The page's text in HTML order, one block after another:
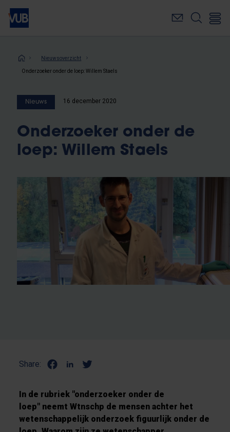
Overslaan
naar
inhoudKruimelpad
Nieuwsoverzicht
Onderzoeker onder de loep: Willem Staels
Nieuws 16 december 2020
Onderzoeker onder de
loep: Willem Staels
Share:
In de rubriek "onderzoeker onder de
loep" neemt Wtnschp de mensen achter het
wetenschappelijk onderzoek figuurlijk onder de